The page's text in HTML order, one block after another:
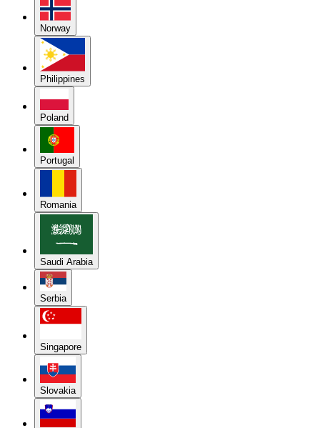
Norway
Philippines
Poland
Portugal
Romania
Saudi Arabia
Serbia
Singapore
Slovakia